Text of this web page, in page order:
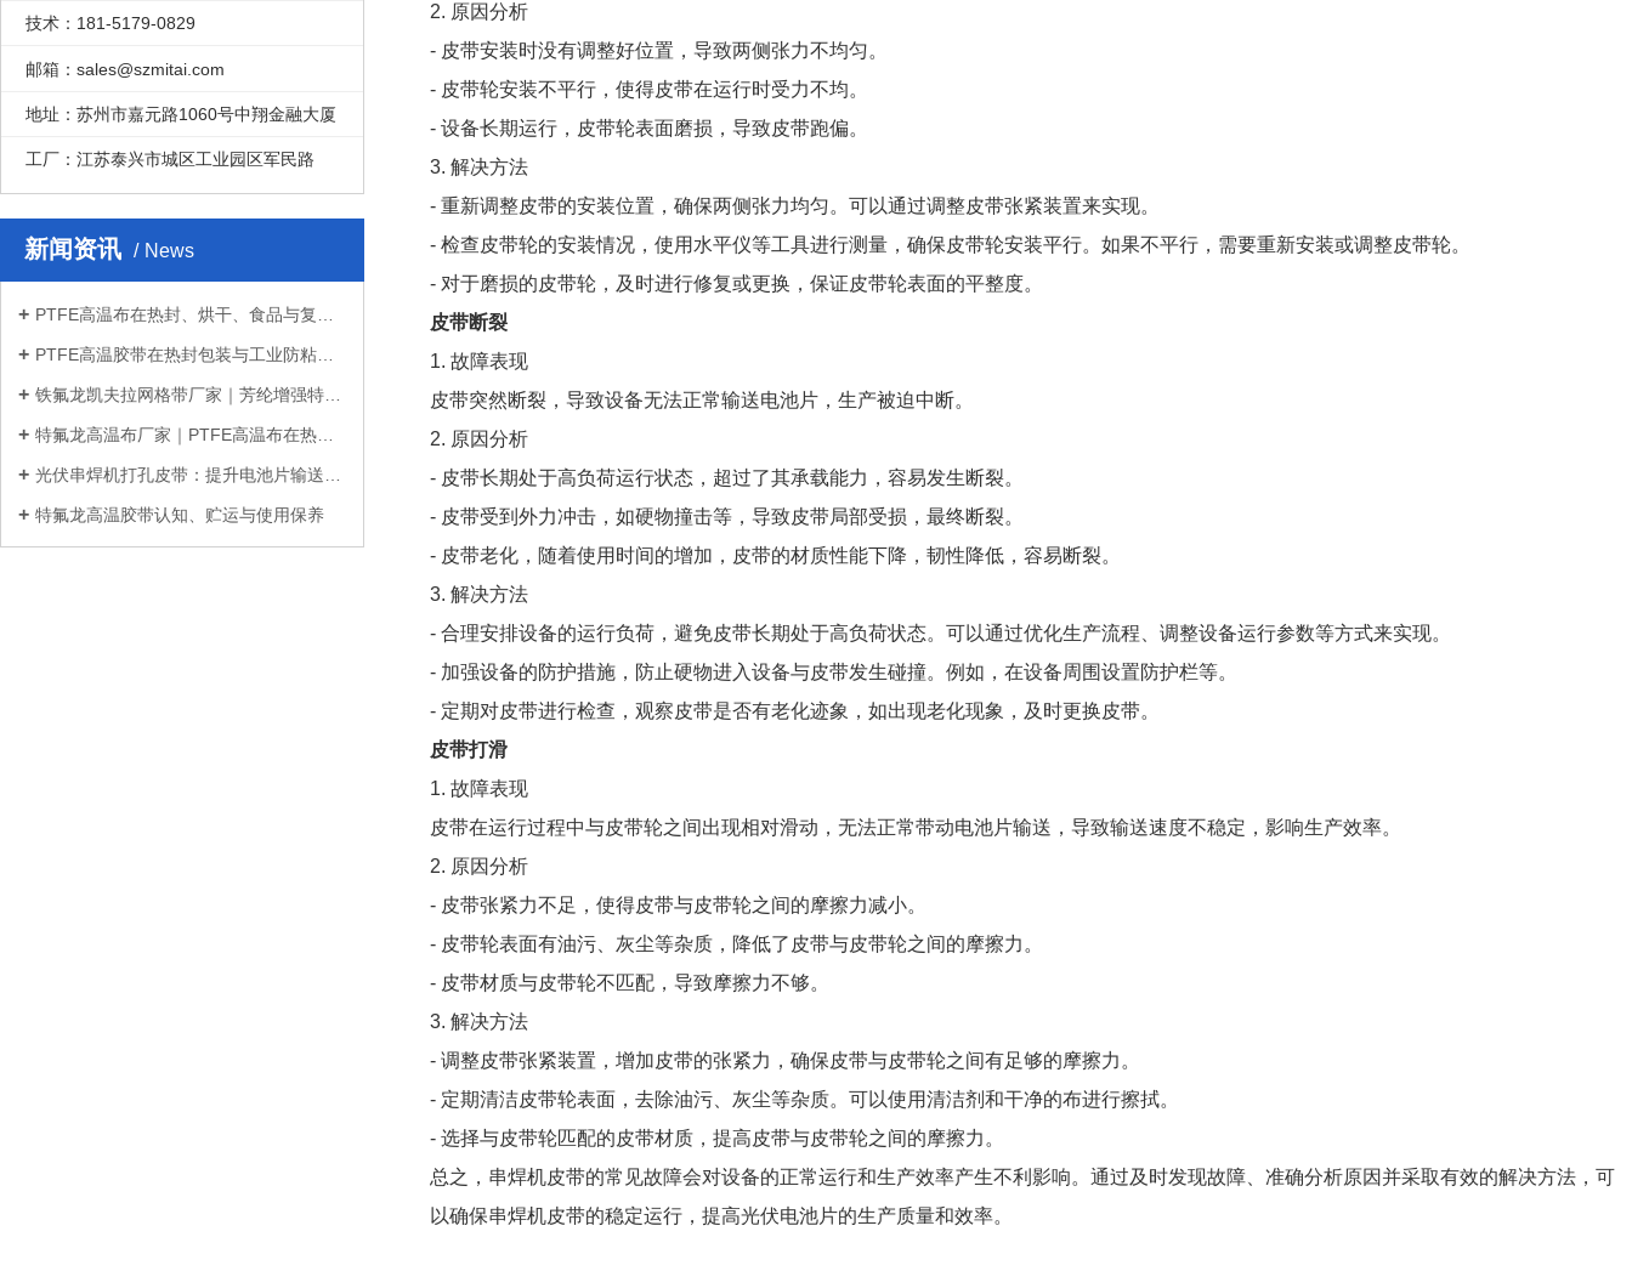
技术：181-5179-0829
邮箱：sales@szmitai.com
地址：苏州市嘉元路1060号中翔金融大厦
工厂：江苏泰兴市城区工业园区军民路
新闻资讯 News
PTFE高温布在热封、烘干、食品与复合材...
PTFE高温胶带在热封包装与工业防粘中的...
铁氟龙凯夫拉网格带厂家｜芳纶增强特氟...
特氟龙高温布厂家｜PTFE高温布在热封、...
光伏串焊机打孔皮带：提升电池片输送稳...
特氟龙高温胶带认知、贮运与使用保养
2. 原因分析
- 皮带安装时没有调整好位置，导致两侧张力不均匀。
- 皮带轮安装不平行，使得皮带在运行时受力不均。
- 设备长期运行，皮带轮表面磨损，导致皮带跑偏。
3. 解决方法
- 重新调整皮带的安装位置，确保两侧张力均匀。可以通过调整皮带张紧装置来实现。
- 检查皮带轮的安装情况，使用水平仪等工具进行测量，确保皮带轮安装平行。如果不平行，需要重新安装或调整皮带轮。
- 对于磨损的皮带轮，及时进行修复或更换，保证皮带轮表面的平整度。
皮带断裂
1. 故障表现
皮带突然断裂，导致设备无法正常输送电池片，生产被迫中断。
2. 原因分析
- 皮带长期处于高负荷运行状态，超过了其承载能力，容易发生断裂。
- 皮带受到外力冲击，如硬物撞击等，导致皮带局部受损，最终断裂。
- 皮带老化，随着使用时间的增加，皮带的材质性能下降，韧性降低，容易断裂。
3. 解决方法
- 合理安排设备的运行负荷，避免皮带长期处于高负荷状态。可以通过优化生产流程、调整设备运行参数等方式来实现。
- 加强设备的防护措施，防止硬物进入设备与皮带发生碰撞。例如，在设备周围设置防护栏等。
- 定期对皮带进行检查，观察皮带是否有老化迹象，如出现老化现象，及时更换皮带。
皮带打滑
1. 故障表现
皮带在运行过程中与皮带轮之间出现相对滑动，无法正常带动电池片输送，导致输送速度不稳定，影响生产效率。
2. 原因分析
- 皮带张紧力不足，使得皮带与皮带轮之间的摩擦力减小。
- 皮带轮表面有油污、灰尘等杂质，降低了皮带与皮带轮之间的摩擦力。
- 皮带材质与皮带轮不匹配，导致摩擦力不够。
3. 解决方法
- 调整皮带张紧装置，增加皮带的张紧力，确保皮带与皮带轮之间有足够的摩擦力。
- 定期清洁皮带轮表面，去除油污、灰尘等杂质。可以使用清洁剂和干净的布进行擦拭。
- 选择与皮带轮匹配的皮带材质，提高皮带与皮带轮之间的摩擦力。
总之，串焊机皮带的常见故障会对设备的正常运行和生产效率产生不利影响。通过及时发现故障、准确分析原因并采取有效的解决方法，可
以确保串焊机皮带的稳定运行，提高光伏电池片的生产质量和效率。